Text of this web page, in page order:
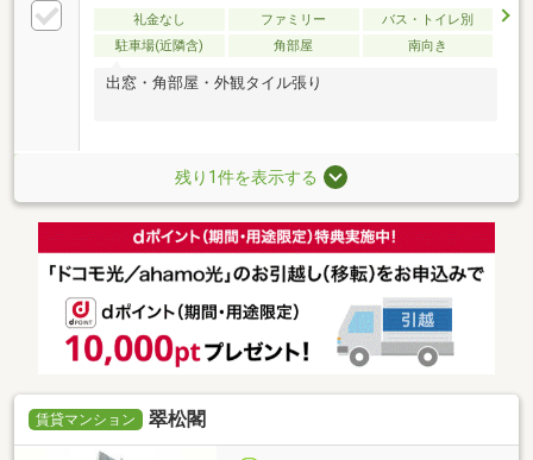
礼金なし ファミリー
バス・トイレ別
駐車場(近隣含)
角部屋 南向き
出窓・角部屋・外観タイル張り
残り1件を表示する
賃貸マンション 翠松閣